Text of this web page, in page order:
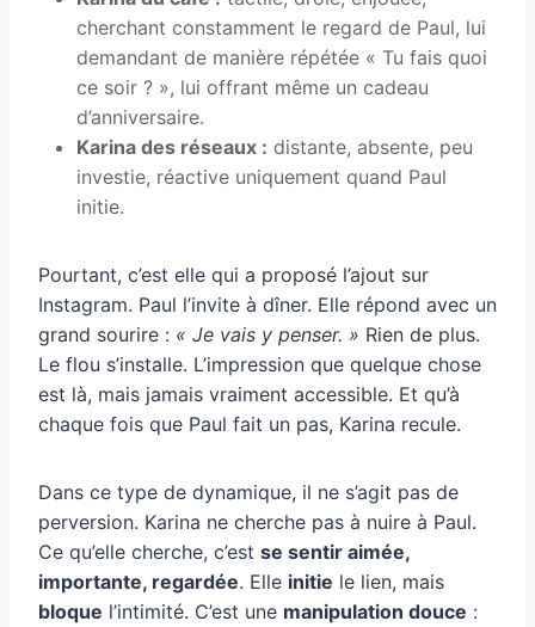
cherchant constamment le regard de Paul, lui
demandant de manière répétée « Tu fais quoi
ce soir ? », lui offrant même un cadeau
d’anniversaire.
Karina des réseaux : distante, absente, peu
investie, réactive uniquement quand Paul
initie.
Pourtant, c’est elle qui a proposé l’ajout sur
Instagram. Paul l’invite à dîner. Elle répond avec un
grand sourire : « Je vais y penser. » Rien de plus.
Le flou s’installe. L’impression que quelque chose
est là, mais jamais vraiment accessible. Et qu’à
chaque fois que Paul fait un pas, Karina recule.
Dans ce type de dynamique, il ne s’agit pas de
perversion. Karina ne cherche pas à nuire à Paul.
Ce qu’elle cherche, c’est se sentir aimée,
importante, regardée. Elle initie le lien, mais
bloque l’intimité. C’est une manipulation douce :